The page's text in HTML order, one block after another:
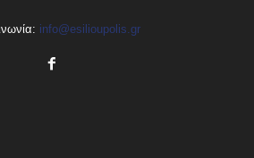
info@esilioupolis.gr